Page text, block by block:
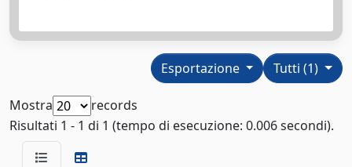
Tutti (1)
Esportazione
Mostra
records
Risultati 1 - 1 di 1 (tempo di esecuzione: 0.006 secondi).